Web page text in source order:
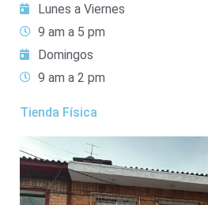
Lunes a Viernes
9 am a 5 pm
Domingos
9 am a 2 pm
Tienda Física